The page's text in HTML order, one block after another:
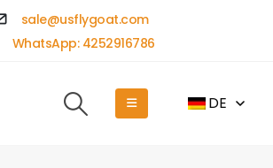
sale@usflygoat.com
WhatsApp: 4252916786
DE